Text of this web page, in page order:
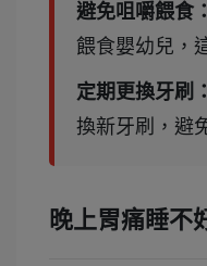
避免咀嚼餵食：
餵食嬰幼兒，
定期更換牙刷：
換新牙刷，避
晚上胃痛睡不